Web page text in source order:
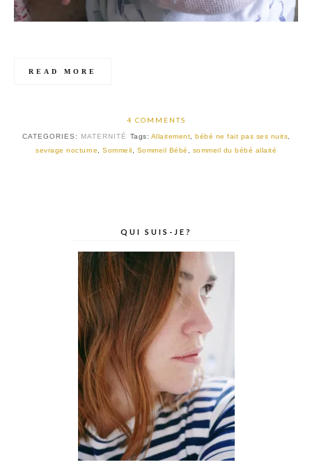
READ MORE
4 COMMENTS
CATEGORIES: MATERNITÉ Tags: Allaitement bébé ne fait pas ses nuits
sevrage nocturne
Sommeil Sommeil Bébé sommeil du bébé allaité
QUI SUIS-JE?